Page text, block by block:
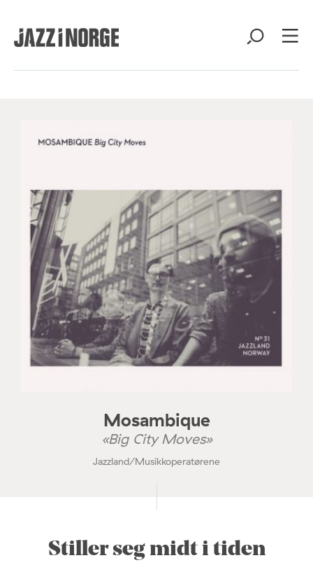
Mosambique
«Big City Moves»
Jazzland/Musikkoperatørene
Stiller seg midt i tiden